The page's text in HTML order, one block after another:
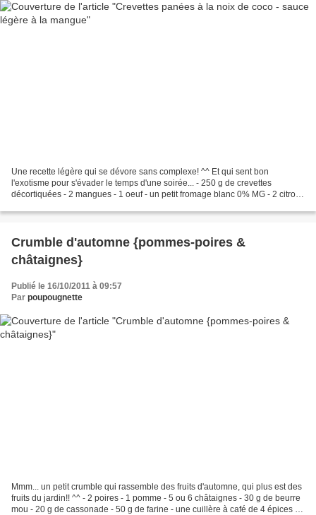
Une recette légère qui se dévore sans complexe! ^^ Et qui sent bon
l'exotisme pour s'évader le temps d'une soirée... - 250 g de crevettes
décortiquées - 2 mangues - 1 oeuf - un petit fromage blanc 0% MG - 2 citrons
Crumble d'automne {pommes-poires &
châtaignes}
Publié le 16/10/2011 à 09:57
Par poupougnette
Mmm... un petit crumble qui rassemble des fruits d'automne, qui plus est des
fruits du jardin!! ^^ - 2 poires - 1 pomme - 5 ou 6 châtaignes - 30 g de beurre
mou - 20 g de cassonade - 50 g de farine - une cuillère à café de 4 épices ou